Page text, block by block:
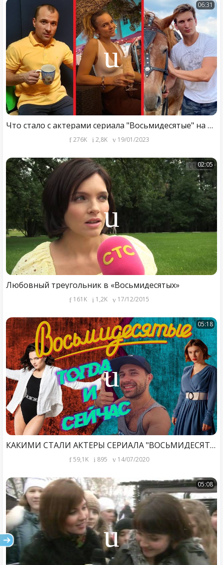
06:31
Что стало с актерами сериала "Восьмидесятые" на телеканале СТС спустя 12 лет!
276K 2,8K 19/01/2023
02:05
Любовный треугольник в «Восьмидесятых»
161K 1,2K 17/12/2015
05:18
КАКИМИ СТАЛИ АКТЕРЫ СЕРИАЛА "ВОСЬМИДЕСЯТЫЕ" СПУСТЯ 8 ЛЕТ? ТОГДА И СЕЙЧАС
59,1K 895 14/07/2020
05:08